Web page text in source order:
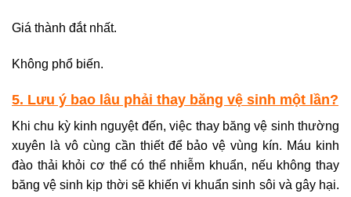
Giá thành đắt nhất.
Không phổ biến.
5. Lưu ý bao lâu phải thay băng vệ sinh một lần?
Khi chu kỳ kinh nguyệt đến, việc thay băng vệ sinh thường
xuyên là vô cùng cần thiết để bảo vệ vùng kín. Máu kinh
đào thải khỏi cơ thể có thể nhiễm khuẩn, nếu không thay
băng vệ sinh kịp thời sẽ khiến vi khuẩn sinh sôi và gây hại.